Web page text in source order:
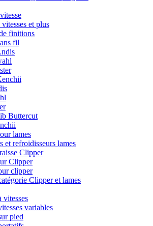
et plus
finitions
fil
Buttercut
lames
et refroidisseurs lames
Clipper
Clipper
clipper
Clipper et lames
vitesses
variables
pied